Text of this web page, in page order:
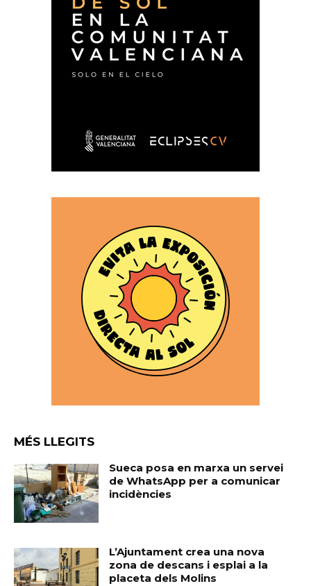
MÉS LLEGITS
Sueca posa en marxa un servei
de WhatsApp per a comunicar
incidències
L’Ajuntament crea una nova
zona de descans i esplai a la
placeta dels Molins